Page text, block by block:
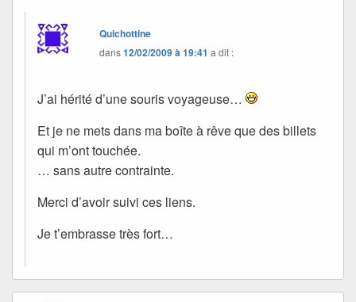
Quichottine
dans12/02/2009 à 19:41 a dit :
J’ai hérité d’une souris voyageuse…
Et je ne mets dans ma boîte à rêve que des billets
qui m’ont touchée.
… sans autre contrainte.
Merci d’avoir suivi ces liens.
Je t’embrasse très fort…